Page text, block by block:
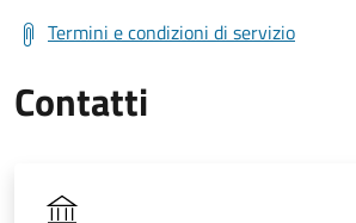
Termini e condizioni di servizio
Contatti